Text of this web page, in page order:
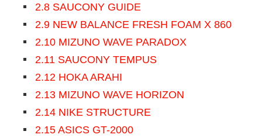
2.8 SAUCONY GUIDE
2.9 NEW BALANCE FRESH FOAM X 860
2.10 MIZUNO WAVE PARADOX
2.11 SAUCONY TEMPUS
2.12 HOKA ARAHI
2.13 MIZUNO WAVE HORIZON
2.14 NIKE STRUCTURE
2.15 ASICS GT-2000